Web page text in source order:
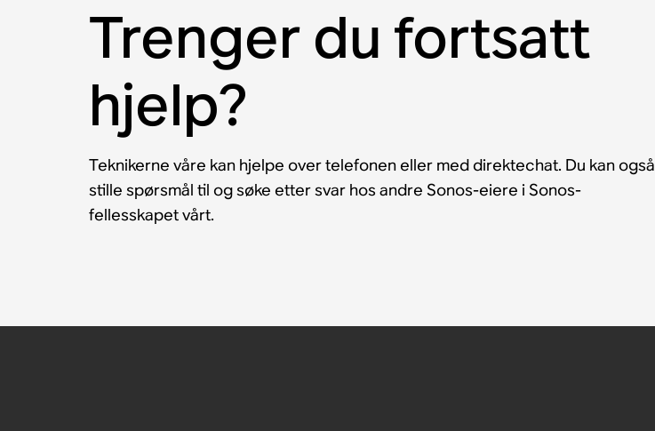
Trenger du fortsatt
hjelp?
Teknikerne våre kan hjelpe over telefonen eller med direktechat. Du kan også
stille spørsmål til og søke etter svar hos andre Sonos-eiere i Sonos-
fellesskapet vårt.